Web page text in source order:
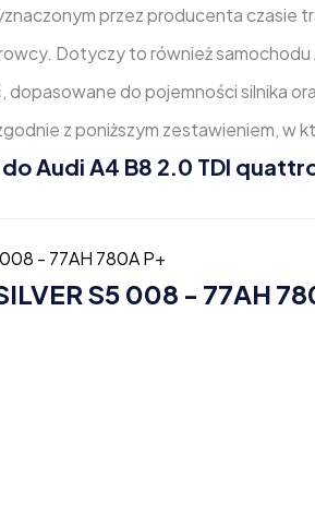
przez producenta czasie
Dotyczy to również samochodu
do pojemności silnika
z poniższym zestawieniem, w
Audi A4 B8 2.0 TDI
S5 008 - 77AH